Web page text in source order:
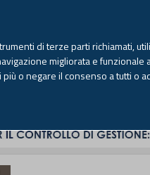
di terze parti richiamati,
migliorata e
o negare il consenso a tutti o